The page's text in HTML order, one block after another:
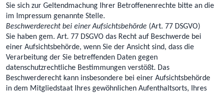
Sie sich zur Geltendmachung Ihrer Betroffenenrechte bitte an die
im Impressum genannte Stelle.
Beschwerderecht bei einer Aufsichtsbehörde (Art. 77 DSGVO)
Sie haben gem. Art. 77 DSGVO das Recht auf Beschwerde bei
einer Aufsichtsbehörde, wenn Sie der Ansicht sind, dass die
Verarbeitung der Sie betreffenden Daten gegen
datenschutzrechtliche Bestimmungen verstößt. Das
Beschwerderecht kann insbesondere bei einer Aufsichtsbehörde
in dem Mitgliedstaat Ihres gewöhnlichen Aufenthaltsorts, Ihres